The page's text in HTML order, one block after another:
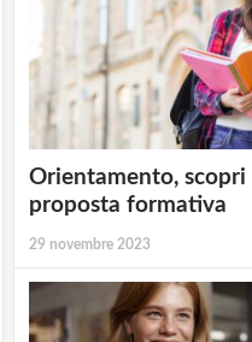
Orientamento, scopri
proposta formativa
29 novembre 2023